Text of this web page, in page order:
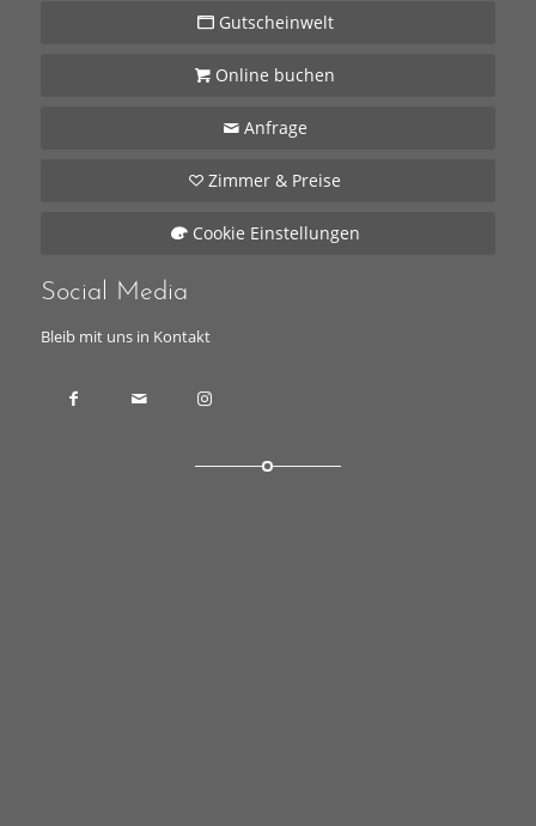
Gutscheinwelt
Online buchen
Anfrage
Zimmer & Preise
Cookie Einstellungen
Social Media
Bleib mit uns in Kontakt